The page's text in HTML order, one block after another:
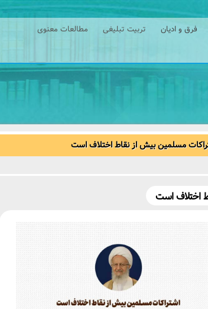
فرق و ادیان تربیت تبلیغی
مطالعات معنوی
مسلمین بیش از نقاط اختلاف است
اختلاف است